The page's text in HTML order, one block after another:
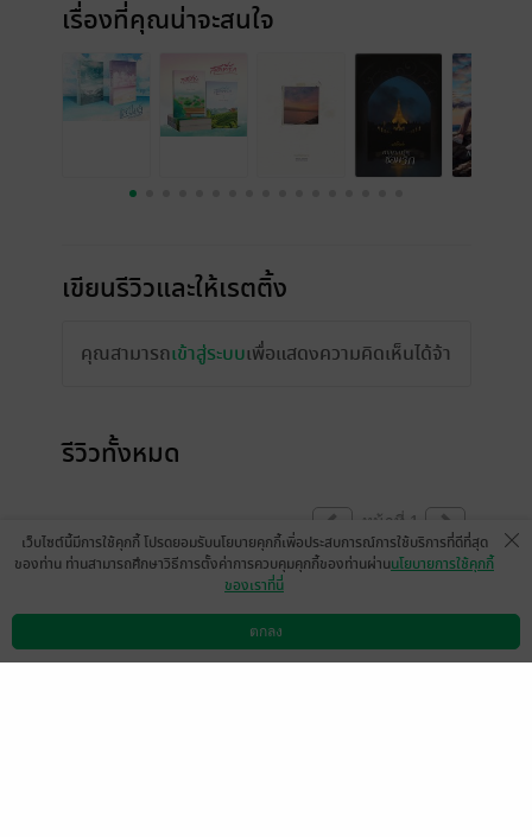
เรื่องที่คุณน่าจะสนใจ
เขียนรีวิวและให้เรตติ้ง
คุณสามารถเข้าสู่ระบบเพื่อแสดงความคิดเห็นได้จ้า
รีวิวทั้งหมด
หน้าที่ 1
1
Itsmindwct
ดาวน์โหลดแอป วิธีการใช้งาน ติดต่อเรา
เว็บไซต์นี้มีการใช้คุกกี้ โปรดยอมรับนโยบายคุกกี้เพื่อประสบการณ์การใช้บริการที่ดีที่สุด
ของท่าน ท่านสามารถศึกษาวิธีการตั้งค่าการควบคุมคุกกี้ของท่านผ่านนโยบายการใช้คุกกี้
ของเราที่นี่
ตกลง